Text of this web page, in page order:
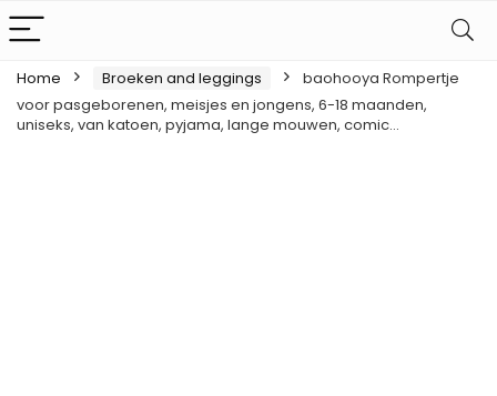
Home Broeken and leggings
baohooya Rompertje
voor pasgeborenen, meisjes en jongens, 6-18 maanden,
uniseks, van katoen, pyjama, lange mouwen, comic…